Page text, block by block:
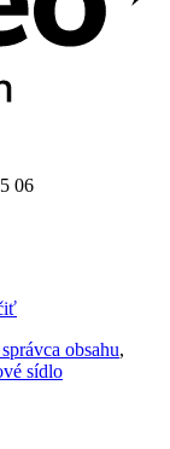
06
obsahu,
sídlo